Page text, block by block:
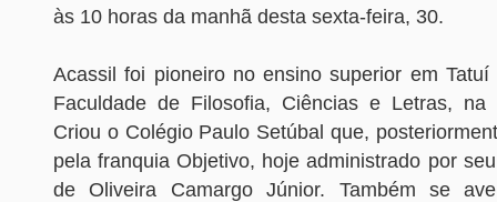
às 10 horas da manhã desta sexta-feira, 30.
Acassil foi pioneiro no ensino superior em
Faculdade de Filosofia, Ciências e Letras, na
Criou o Colégio Paulo Setúbal que,
pela franquia Objetivo, hoje administrado por
de Oliveira Camargo Júnior. Também se